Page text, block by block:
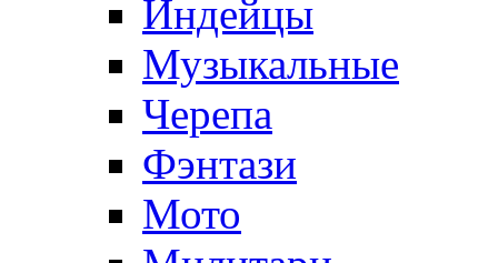
Индейцы
Музыкальные
Черепа
Фэнтази
Мото